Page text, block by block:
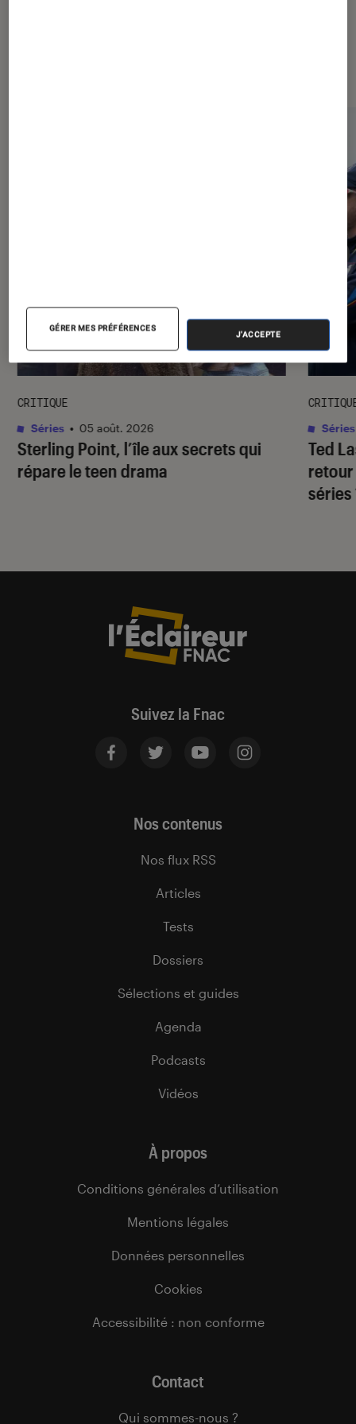
Sterling Point, l’île aux secrets qui
répare le teen drama
CRITIQUE
Séries • 05 août. 2026
Ted
retour
séries
Séries
Suivez la Fnac
Nos contenus
Nos flux RSS
Articles
Tests
Dossiers
Sélections et guides
Agenda
Podcasts
Vidéos
À propos
Conditions générales d’utilisation
Mentions légales
Données personnelles
Cookies
Accessibilité : non conforme
Contact
Qui sommes-nous ?
GÉRER MES PRÉFÉRENCES
J'ACCEPTE